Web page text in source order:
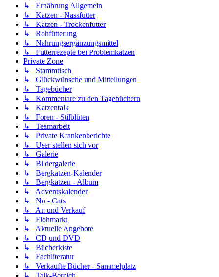
↳ Ernährung Allgemein
↳ Katzen - Nassfutter
↳ Katzen - Trockenfutter
↳ Rohfütterung
↳ Nahrungsergänzungsmittel
↳ Futterrezepte bei Problemkatzen
Private Zone
↳ Stammtisch
↳ Glückwünsche und Mitteilungen
↳ Tagebücher
↳ Kommentare zu den Tagebüchern
↳ Katzentalk
↳ Foren - Stilblüten
↳ Teamarbeit
↳ Private Krankenberichte
↳ User stellen sich vor
↳ Galerie
↳ Bildergalerie
↳ Bergkatzen-Kalender
↳ Bergkatzen - Album
↳ Adventskalender
↳ No - Cats
↳ An und Verkauf
↳ Flohmarkt
↳ Aktuelle Angebote
↳ CD und DVD
↳ Bücherkiste
↳ Fachliteratur
↳ Verkaufte Bücher - Sammelplatz